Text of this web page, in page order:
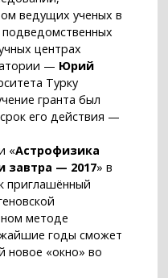
ведущих ученых в
подведомственных
центрах
— Юрий
Турку
гранта был
его действия —
«Астрофизика
завтра — 2017» в
приглашённый
методе
годы сможет
новое «окно» во